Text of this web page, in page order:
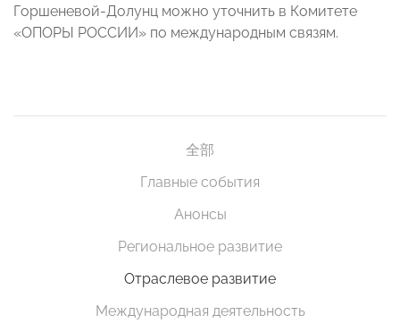
Горшеневой-Долунц можно уточнить в Комитете
«ОПОРЫ РОССИИ» по международным связям.
全部
Главные события
Анонсы
Региональное развитие
Отраслевое развитие
Международная деятельность